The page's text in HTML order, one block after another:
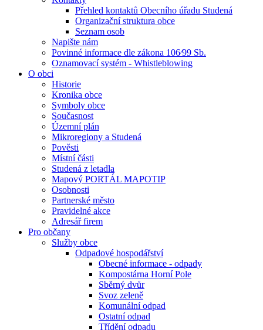
Přehled kontaktů Obecního úřadu Studená
Organizační struktura obce
Seznam osob
Napište nám
Povinné informace dle zákona 106⁄99 Sb.
Oznamovací systém - Whistleblowing
O obci
Historie
Kronika obce
Symboly obce
Současnost
Územní plán
Mikroregiony a Studená
Pověsti
Místní části
Studená z letadla
Mapový PORTÁL MAPOTIP
Osobnosti
Partnerské město
Pravidelné akce
Adresář firem
Pro občany
Služby obce
Odpadové hospodářství
Obecné informace - odpady
Kompostárna Horní Pole
Sběrný dvůr
Svoz zeleně
Komunální odpad
Ostatní odpad
Třídění odpadu